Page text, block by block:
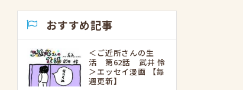
おすすめ記事
＜ご近所さんの生
活 第62話 武井 怜
＞エッセイ漫画 【毎
週更新】